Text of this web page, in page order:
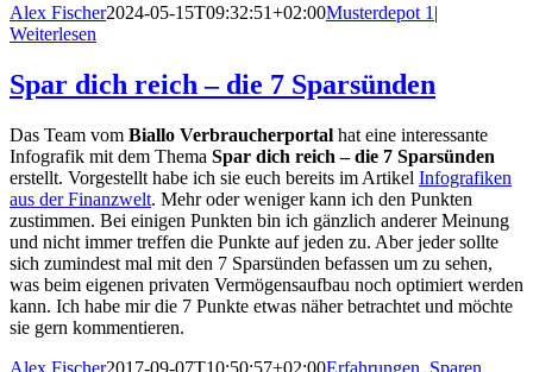
Alex Fischer2024-05-15T09:32:51+02:00Musterdepot 1 |
Weiterlesen
Spar dich reich – die 7 Sparsünden
Das Team vom Biallo Verbraucherportal hat eine interessante
Infografik mit dem Thema Spar dich reich – die 7 Sparsünden
erstellt. Vorgestellt habe ich sie euch bereits im Artikel Infografiken
aus der Finanzwelt. Mehr oder weniger kann ich den Punkten
zustimmen. Bei einigen Punkten bin ich gänzlich anderer Meinung
und nicht immer treffen die Punkte auf jeden zu. Aber jeder sollte
sich zumindest mal mit den 7 Sparsünden befassen um zu sehen,
was beim eigenen privaten Vermögensaufbau noch optimiert werden
kann. Ich habe mir die 7 Punkte etwas näher betrachtet und möchte
sie gern kommentieren.
Alex Fischer2017-09-07T10:50:57+02:00Erfahrungen, Sparen,